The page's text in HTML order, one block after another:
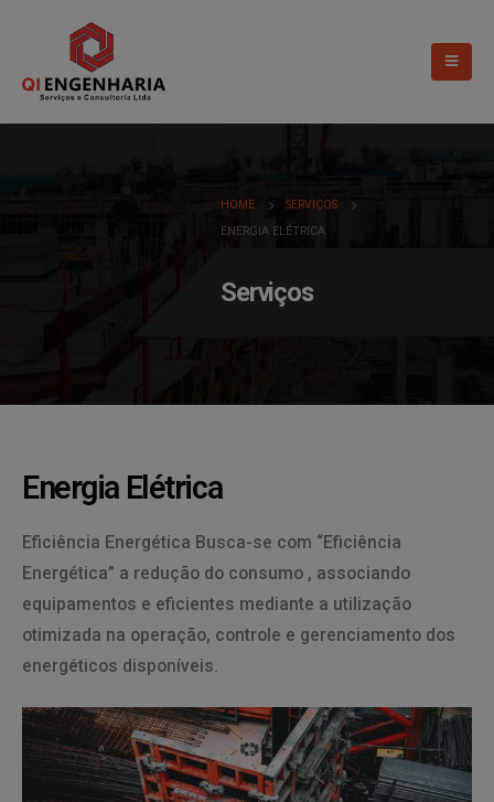
HOME
SERVIÇOS
ENERGIA ELÉTRICA
Serviços
Energia Elétrica
Eficiência Energética Busca-se com “Eficiência
Energética” a redução do consumo , associando
equipamentos e eficientes mediante a utilização
otimizada na operação, controle e gerenciamento dos
energéticos disponíveis.